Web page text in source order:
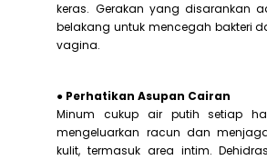
keras. Gerakan yang disarankan
belakang untuk mencegah bakteri
vagina.
● Perhatikan Asupan Cairan
Minum cukup air putih setiap
mengeluarkan racun dan
kulit, termasuk area intim.